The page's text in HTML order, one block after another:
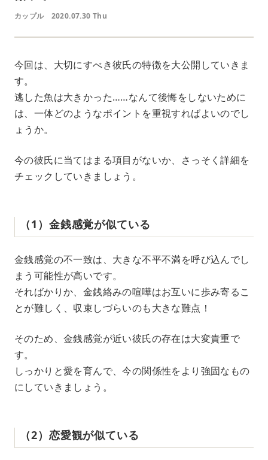
カップル 2020.07.30 Thu
今回は、大切にすべき彼氏の特徴を大公開していきま
す。
逃した魚は大きかった……なんて後悔をしないために
は、一体どのようなポイントを重視すればよいのでし
ょうか。
今の彼氏に当てはまる項目がないか、さっそく詳細を
チェックしていきましょう。
（1）金銭感覚が似ている
金銭感覚の不一致は、大きな不平不満を呼び込んでし
まう可能性が高いです。
そればかりか、金銭絡みの喧嘩はお互いに歩み寄るこ
とが難しく、収束しづらいのも大きな難点！
そのため、金銭感覚が近い彼氏の存在は大変貴重で
す。
しっかりと愛を育んで、今の関係性をより強固なもの
にしていきましょう。
（2）恋愛観が似ている